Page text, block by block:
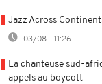
Jazz Across
03/08 - 11:26
La chanteuse sud-
appels au boycott